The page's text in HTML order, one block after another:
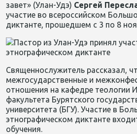
завет» (Улан-Удэ) Сергей
участие во всероссийском
диктанте, прошедшем с 3 по 8
Священнослужитель рассказал,
межгосударственные и
отношения на кафедре теологии
факультета Бурятского
университета (БГУ). Участие в
этнографическом диктанте
обучения.